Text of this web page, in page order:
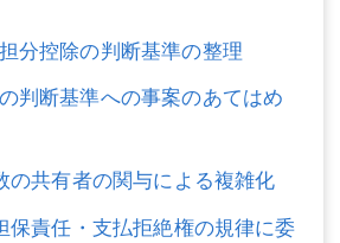
分控除の判断基準の整理
の判断基準への事案のあてはめ
共有者の関与による複雑化
責任・支払拒絶権の規律に委